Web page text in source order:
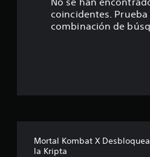
coincidentes. Prueba
combinación de
Mortal Kombat X
la Kripta